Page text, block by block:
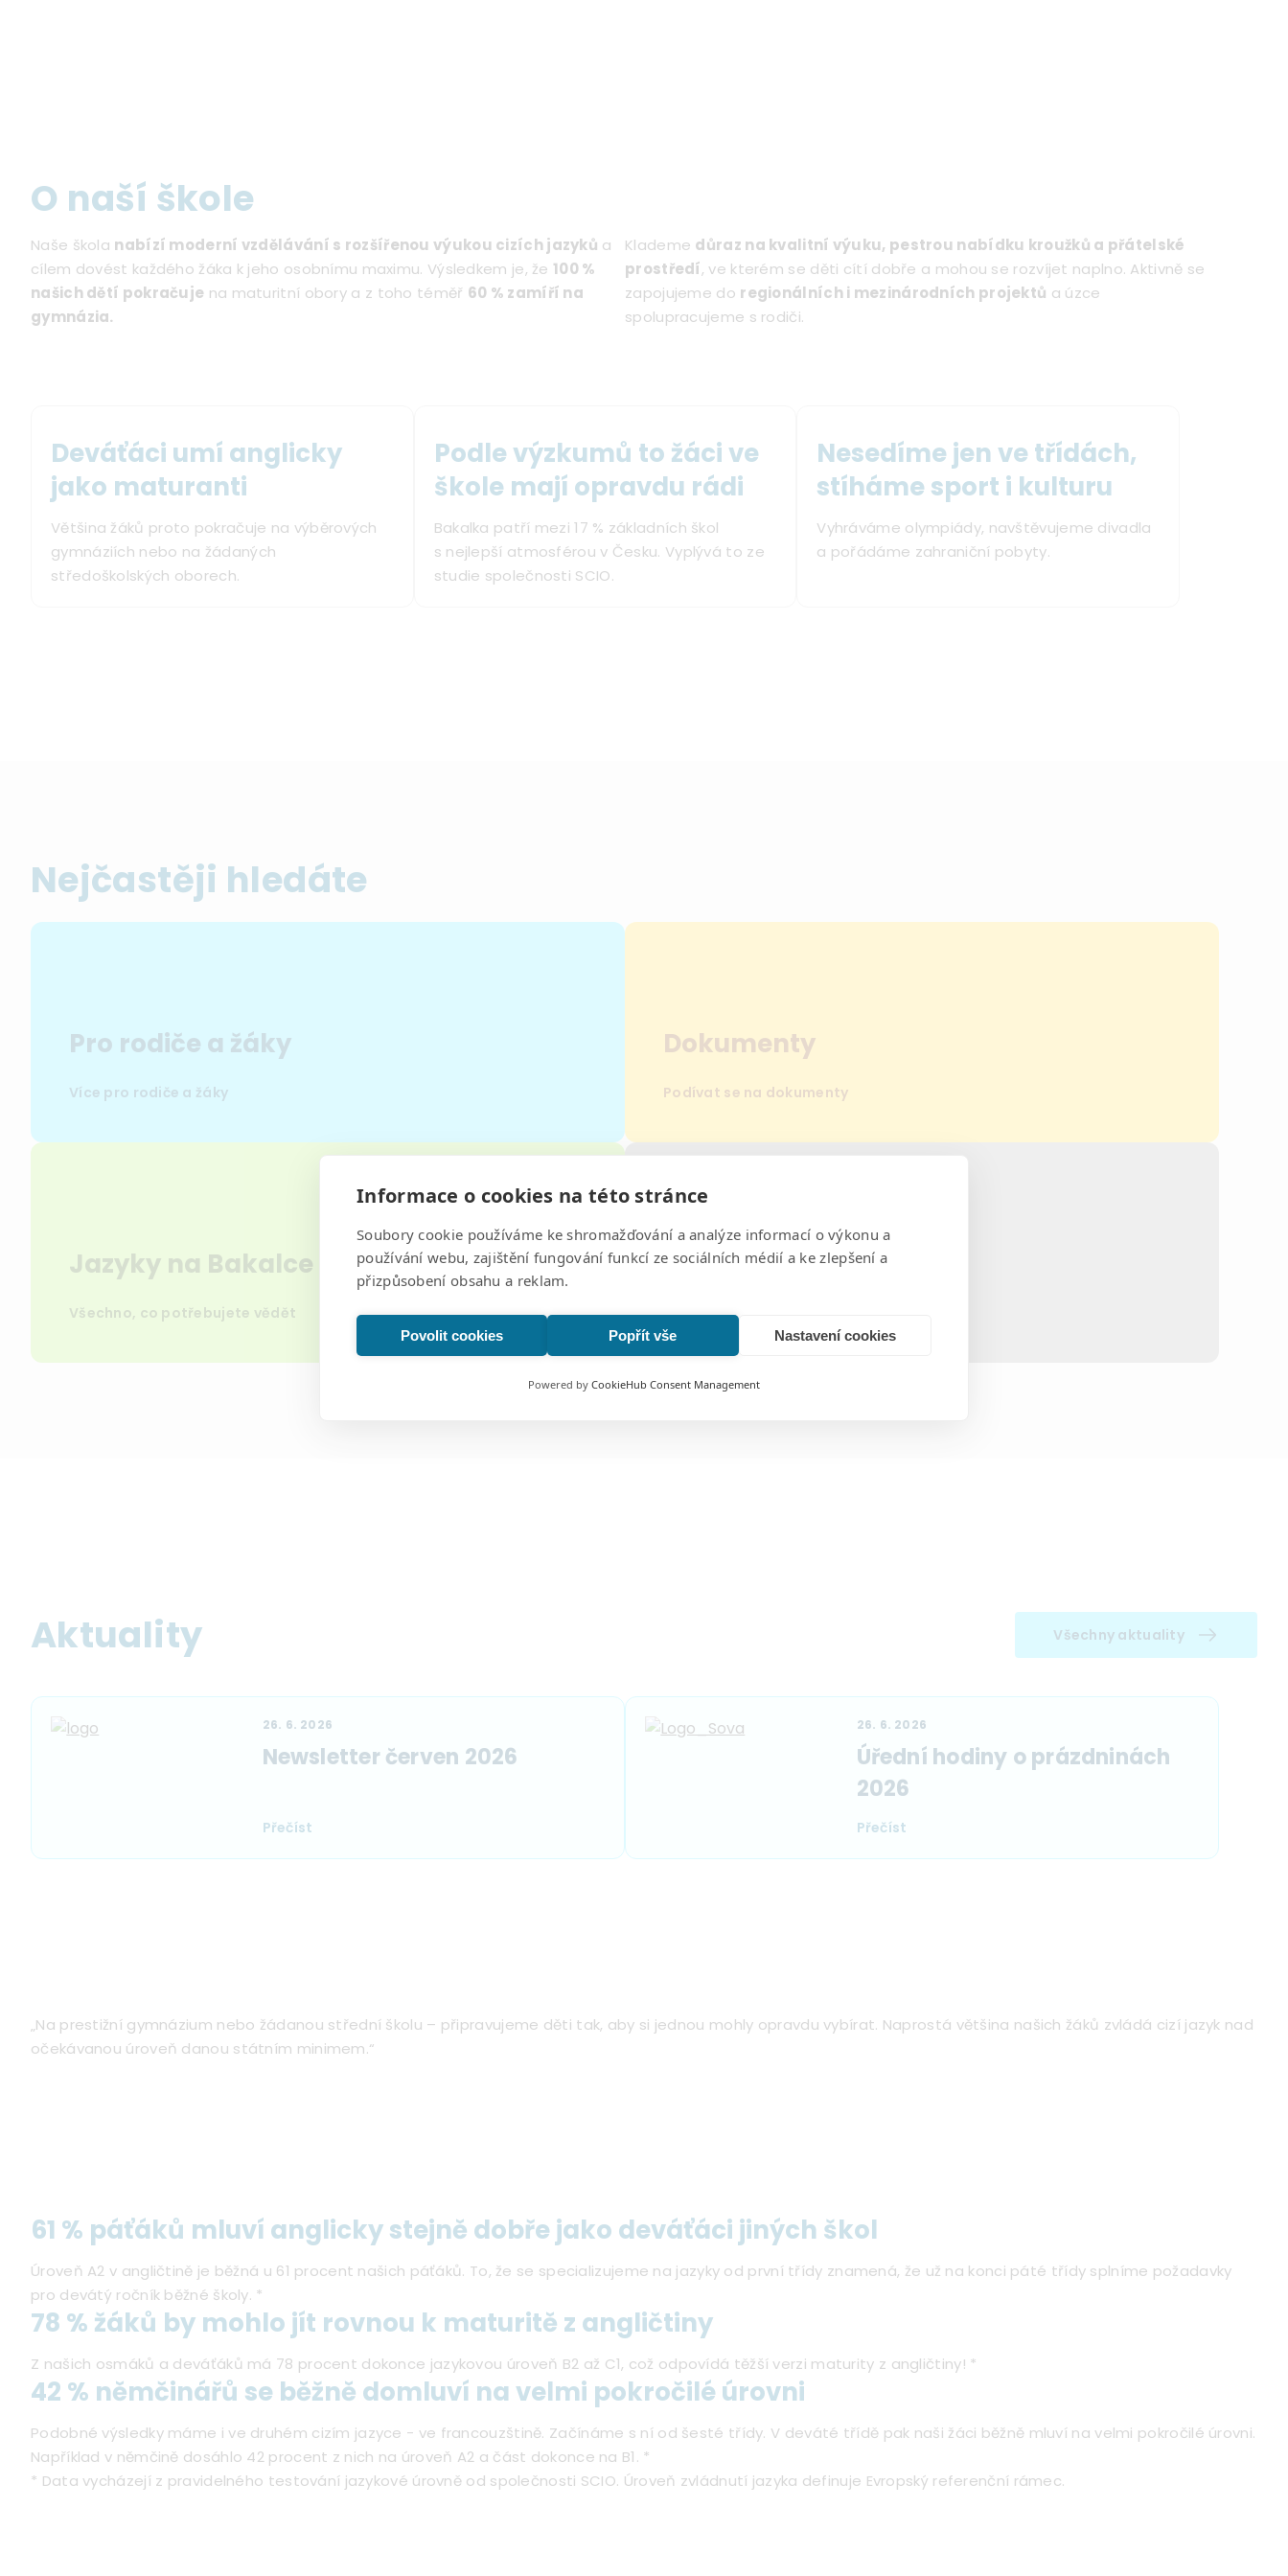
Informace o cookies na této stránce
Soubory cookie používáme ke shromažďování a analýze informací o výkonu a
používání webu, zajištění fungování funkcí ze sociálních médií a ke zlepšení a
přizpůsobení obsahu a reklam.
Povolit cookies Popřít vše Nastavení cookies
Powered by CookieHub Consent Management
O naší škole
Naše škola nabízí moderní vzdělávání s rozšířenou výukou cizích jazyků a
cílem dovést každého žáka k jeho osobnímu maximu. Výsledkem je, že 100 %
našich dětí pokračuje na maturitní obory a z toho téměř 60 % zamíří na
gymnázia.
Klademe důraz na kvalitní výuku, pestrou nabídku kroužků a přátelské
prostředí, ve kterém se děti cítí dobře a mohou se rozvíjet naplno. Aktivně se
zapojujeme do regionálních i mezinárodních projektů a úzce
spolupracujeme s rodiči.
Deváťáci umí anglicky
jako maturanti
Většina žáků proto pokračuje na výběrových
gymnáziích nebo na žádaných
středoškolských oborech.
Podle výzkumů to žáci ve
škole mají opravdu rádi
Bakalka patří mezi 17 % základních škol
s nejlepší atmosférou v Česku. Vyplývá to ze
studie společnosti SCIO.
Nesedíme jen ve třídách,
stíháme sport i kulturu
Vyhráváme olympiády, navštěvujeme divadla
a pořádáme zahraniční pobyty.
Nejčastěji hledáte
Pro rodiče a žáky
Více pro rodiče a žáky
Dokumenty
Podívat se na dokumenty
Jazyky na Bakalce
Všechno, co potřebujete vědět
Kontakty
Najít kontakt
Aktuality Všechny aktuality
26. 6. 2026
Newsletter červen 2026
Přečíst
26. 6. 2026
Úřední hodiny o prázdninách
2026
Přečíst
„Na prestižní gymnázium nebo žádanou střední školu – připravujeme děti tak, aby si jednou mohly opravdu vybírat. Naprostá většina našich žáků zvládá cizí jazyk nad
očekávanou úroveň danou státním minimem.“
61 % páťáků mluví anglicky stejně dobře jako deváťáci jiných škol
Úroveň A2 v angličtině je běžná u 61 procent našich páťáků. To, že se specializujeme na jazyky od první třídy znamená, že už na konci páté třídy splníme požadavky
pro devátý ročník běžné školy. *
78 % žáků by mohlo jít rovnou k maturitě z angličtiny
Z našich osmáků a deváťáků má 78 procent dokonce jazykovou úroveň B2 až C1, což odpovídá těžší verzi maturity z angličtiny! *
42 % němčinářů se běžně domluví na velmi pokročilé úrovni
Podobné výsledky máme i ve druhém cizím jazyce - ve francouzštině. Začínáme s ní od šesté třídy. V deváté třídě pak naši žáci běžně mluví na velmi pokročilé úrovni.
Například v němčině dosáhlo 42 procent z nich na úroveň A2 a část dokonce na B1. *
* Data vycházejí z pravidelného testování jazykové úrovně od společnosti SCIO. Úroveň zvládnutí jazyka definuje Evropský referenční rámec.